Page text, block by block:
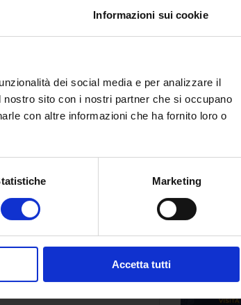
Informazioni sui cookie
dei social media e per analizzare il
sito con i nostri partner che si occupano
con altre informazioni che ha fornito loro o
Marketing
Accetta tutti